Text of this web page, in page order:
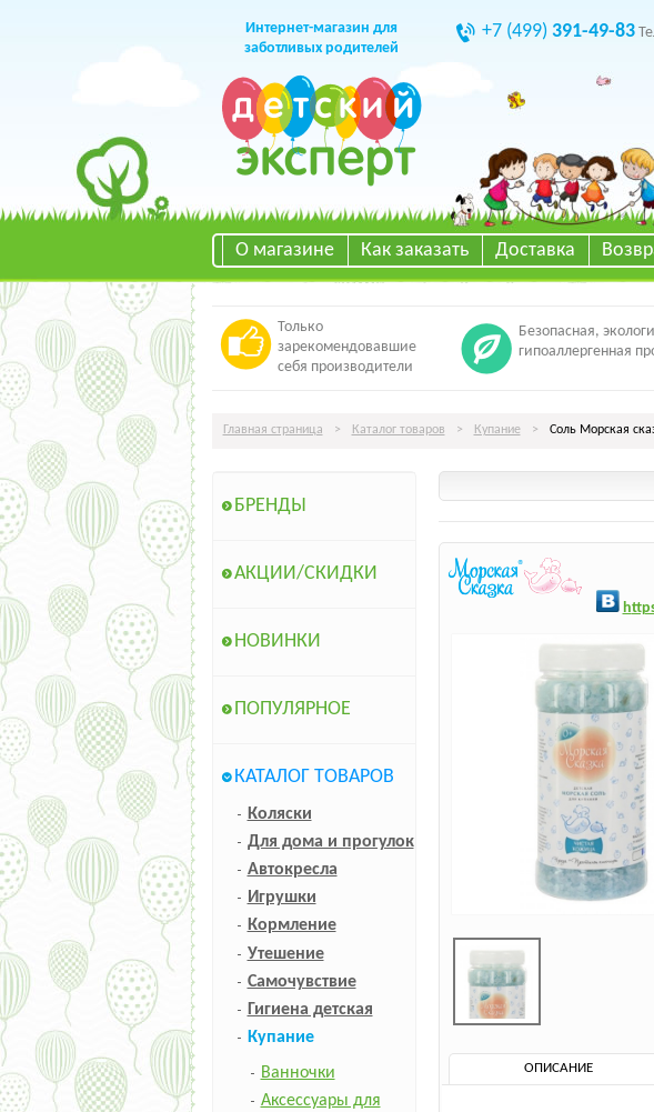
Интернет-магазин для
заботливых родителей
+7 (499) 391-49-83
О магазине Как заказать Доставка
Только
зарекомендовавшие
себя производители
Безопасная,
гипоаллергенная
Главная страница > Каталог товаров > Купание > Соль Морская
БРЕНДЫ
АКЦИИ/СКИДКИ
НОВИНКИ
ПОПУЛЯРНОЕ
КАТАЛОГ ТОВАРОВ
Коляски
Для дома и прогулок
Автокресла
Игрушки
Кормление
Утешение
Самочувствие
Гигиена детская
Купание
Ванночки
Аксессуары для
h
ОПИСАНИЕ